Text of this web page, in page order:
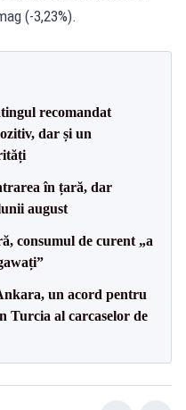
(-3,23%).
recomandat
dar și un
în țară, dar
august
consumul de curent „a
un acord pentru
Turcia al carcaselor de